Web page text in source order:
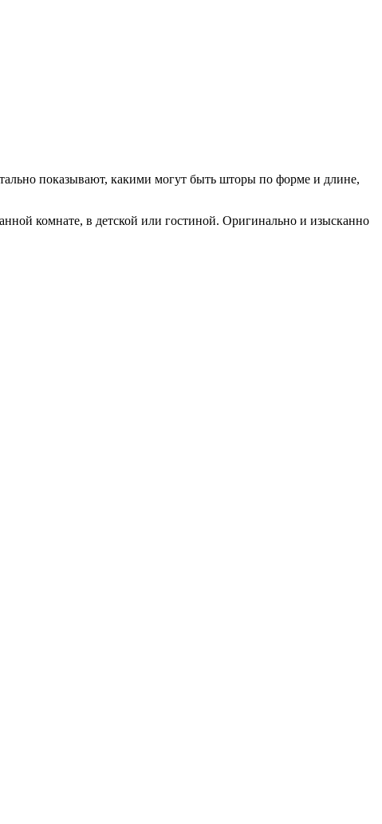
показывают, какими могут быть шторы по форме и длине,
комнате, в детской или гостиной. Оригинально и изысканно